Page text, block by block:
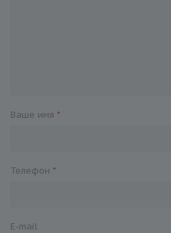
Ваше имя *
Телефон *
E-mail